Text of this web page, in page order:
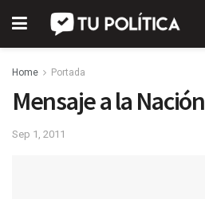
Home Portada
Mensaje a la Nación
Sep 1, 2011